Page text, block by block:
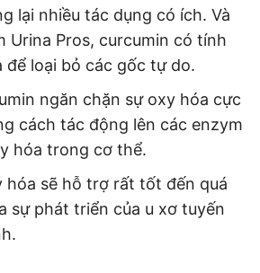
lại nhiều tác dụng có ích. Và
Urina Pros, curcumin có tính
để loại bỏ các gốc tự do.
ngăn chặn sự oxy hóa cực
cách tác động lên các enzym
hóa trong cơ thể.
hóa sẽ hỗ trợ rất tốt đến quá
sự phát triển của u xơ tuyến